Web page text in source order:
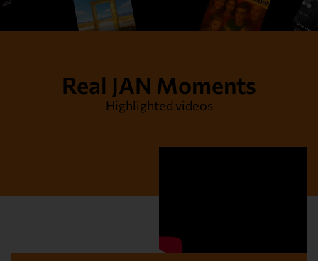
Real JAN Moments
Highlighted videos